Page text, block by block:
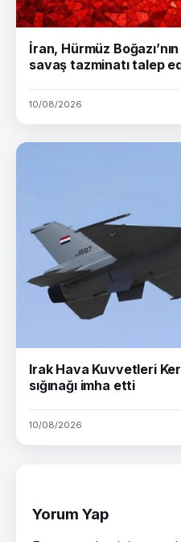
İran, Hürmüz
savaş tazminatı talep
10/08/2026
Irak Hava Kuvvetleri
sığınağı imha etti
10/08/2026
Yorum Yap